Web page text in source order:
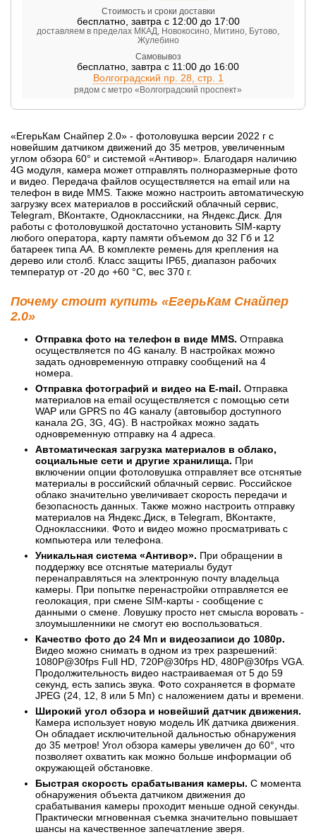
Стоимость и сроки доставки
бесплатно, завтра с 12:00 до 17:00
доставляем в пределах МКАД, Новокосино, Митино, Бутово,
Жулебино
Самовывоз
бесплатно завтра с 11:00 до 16:00
Волгоградский пр. 28, стр. 1
рядом с метро «Волгоградский проспект»
«ЕгерьКам Снайпер 2.0» - фотоловушка версии 2022 г с
новейшим датчиком движений до 35 метров, увеличенным
углом обзора 60° и системой «Антивор». Благодаря наличию
4G модуля, камера может отправлять полноразмерные фото
и видео. Передача файлов осуществляется на email или на
телефон в виде MMS. Также можно настроить автоматическую
загрузку всех материалов в российский облачный сервис,
Telegram, ВКонтакте, Одноклассники, на Яндекс.Диск. Для
работы с фотоловушкой достаточно установить SIM-карту
любого оператора, карту памяти объемом до 32 Гб и 12
батареек типа АА. В комплекте ремень для крепления на
дерево или столб. Класс защиты IP65, диапазон рабочих
температур от -20 до +60 °C, вес 370 г.
Почему стоит купить «ЕгерьКам Снайпер
2.0»
Отправка фото на телефон в виде MMS. Отправка
осуществляется по 4G каналу. В настройках можно
задать одновременную отправку сообщений на 4
номера.
Отправка фотографий и видео на E-mail. Отправка
материалов на email осуществляется с помощью сети
WAP или GPRS по 4G каналу (автовыбор доступного
канала 2G, 3G, 4G). В настройках можно задать
одновременную отправку на 4 адреса.
Автоматическая загрузка материалов в облако,
социальные сети и другие хранилища. При
включении опции фотоловушка отправляет все отснятые
материалы в российский облачный сервис. Российское
облако значительно увеличивает скорость передачи и
безопасность данных. Также можно настроить отправку
материалов на Яндекс.Диск, в Telegram, ВКонтакте,
Одноклассники. Фото и видео можно просматривать с
компьютера или телефона.
Уникальная система «Антивор». При обращении в
поддержку все отснятые материалы будут
перенаправляться на электронную почту владельца
камеры. При попытке перенастройки отправляется ее
геолокация, при смене SIM-карты - сообщение с
данными о смене. Ловушку просто нет смысла воровать -
злоумышленники не смогут ею воспользоваться.
Качество фото до 24 Мп и видеозаписи до 1080p.
Видео можно снимать в одном из трех разрешений:
1080P@30fps Full HD, 720P@30fps HD, 480P@30fps VGA.
Продолжительность видео настраиваемая от 5 до 59
секунд, есть запись звука. Фото сохраняется в формате
JPEG (24, 12, 8 или 5 Мп) с наложением даты и времени.
Широкий угол обзора и новейший датчик движения.
Камера использует новую модель ИК датчика движения.
Он обладает исключительной дальностью обнаружения
до 35 метров! Угол обзора камеры увеличен до 60°, что
позволяет охватить как можно больше информации об
окружающей обстановке.
Быстрая скорость срабатывания камеры. С момента
обнаружения объекта датчиком движения до
срабатывания камеры проходит меньше одной секунды.
Практически мгновенная съемка значительно повышает
шансы на качественное запечатление зверя.